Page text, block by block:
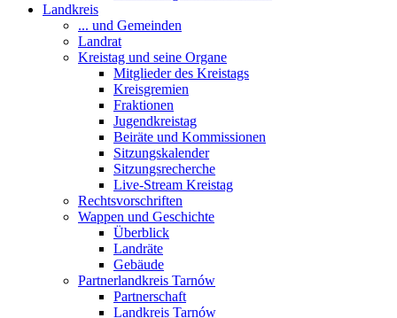
Landkreis
... und Gemeinden
Landrat
Kreistag und seine Organe
Mitglieder des Kreistags
Kreisgremien
Fraktionen
Jugendkreistag
Beiräte und Kommissionen
Sitzungskalender
Sitzungsrecherche
Live-Stream Kreistag
Rechtsvorschriften
Wappen und Geschichte
Überblick
Landräte
Gebäude
Partnerlandkreis Tarnów
Partnerschaft
Landkreis Tarnów